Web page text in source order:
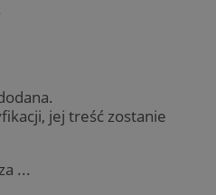
jej treść zostanie
...